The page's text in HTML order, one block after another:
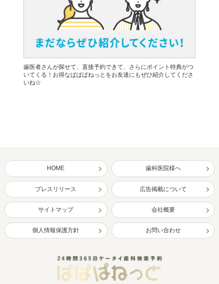
歯医者さんが探せて、直接予約できて、さらにポイント特典がつ
いてくる！お得なぱぱぱねっとをお友達にもぜひ紹介してくださ
いね☆
HOME 歯科医院様へ
プレスリリース 広告掲載について
サイトマップ 会社概要
個人情報保護方針 お問い合わせ